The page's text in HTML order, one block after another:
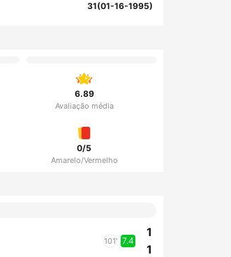
31(01-16-1995)
6.89
Avaliação média
0/5
Amarelo/Vermelho
101' 7.4
1
1